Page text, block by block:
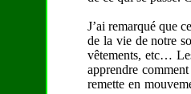
J’ai remarqué que
de la vie de notre
vêtements, etc…
apprendre
remette en